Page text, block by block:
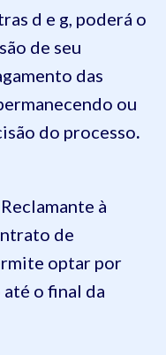
d e g, poderá o
de seu
das
ou
do processo.
à
de
optar por
o final da